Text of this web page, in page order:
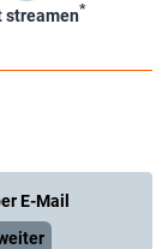
streamen*
E-Mail